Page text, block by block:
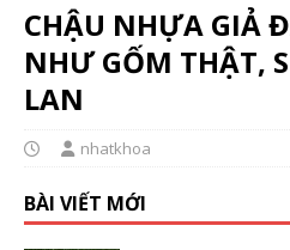
CHẬU NHỰA GIẢ
NHƯ GỐM THẬT,
LAN
nhatkhoa
BÀI VIẾT MỚI